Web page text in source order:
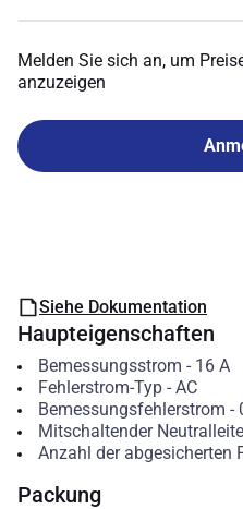
Melden Sie sich an, um
anzuzeigen
Siehe Dokumentation
Haupteigenschaften
Bemessungsstrom - 16 A
Fehlerstrom-Typ- AC
Bemessungsfehlerstrom -
Mitschaltender
Anzahl der abgesicherten
Packung